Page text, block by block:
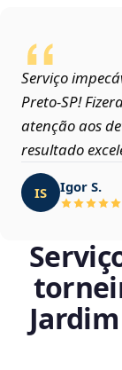
Serviço
Preto‑SP!
atenção aos
resultado
IS Igor S.